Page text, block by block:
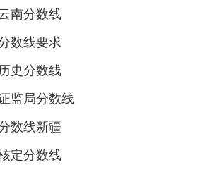
南分数线
数线要求
史分数线
监局分数线
数线新疆
定分数线